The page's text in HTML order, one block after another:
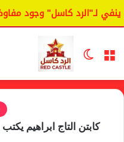
لـ"الرد كاسل" وجود
القائمة الوضع المظلم
كابتن التاج ابراهيم